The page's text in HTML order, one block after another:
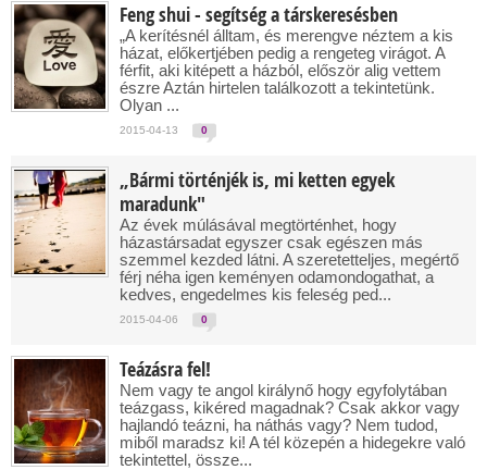
Feng shui - segítség a társkeresésben
„A kerítésnél álltam, és merengve néztem a kis
házat, előkertjében pedig a rengeteg virágot. A
férfit, aki kitépett a házból, először alig vettem
észre Aztán hirtelen találkozott a tekintetünk.
Olyan ...
2015-04-13 0
„Bármi történjék is, mi ketten egyek
maradunk"
Az évek múlásával megtörténhet, hogy
házastársadat egyszer csak egészen más
szemmel kezded látni. A szeretetteljes, megértő
férj néha igen keményen odamondogathat, a
kedves, engedelmes kis feleség ped...
2015-04-06 0
Teázásra fel!
Nem vagy te angol királynő hogy egyfolytában
teázgass, kikéred magadnak? Csak akkor vagy
hajlandó teázni, ha náthás vagy? Nem tudod,
miből maradsz ki! A tél közepén a hidegekre való
tekintettel, össze...